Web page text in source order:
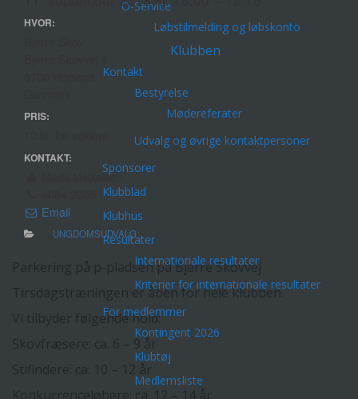
O-Service
Løbstilmelding og løbskonto
Klubben
Kontakt
Bestyrelse
Mødereferater
Udvalg og øvrige kontaktpersoner
Sponsorer
Klubblad
Klubhus
Resultater
Internationale resultater
Kriterier for internationale resultater
For medlemmer
Kontingent 2026
Klubtøj
Medlemsliste
HVOR:
PRIS:
KONTAKT:
Mads Mikkelsen
Email
UNGDOMSUDVALG
Parkering på p-pladsen på Bjerre Skovvej
Tirsdagstræningen er åben for hele klubben.
Vi tilbyder følgende hold: